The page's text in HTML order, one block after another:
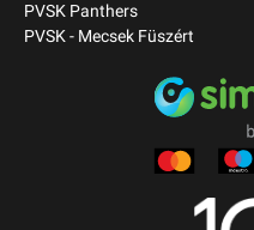
PVSK Panthers
PVSK - Mecsek Füszért